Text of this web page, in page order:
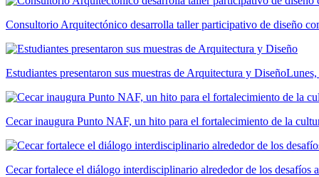
Consultorio Arquitectónico desarrolla taller participativo de diseño
Estudiantes presentaron sus muestras de Arquitectura y Diseño
Cecar inaugura Punto NAF, un hito para el fortalecimiento de la
Cecar fortalece el diálogo interdisciplinario alrededor de los desafíos